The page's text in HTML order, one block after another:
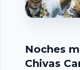
Noches
Chivas